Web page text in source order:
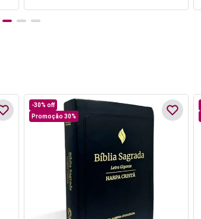
-30% off
Promoção 30%